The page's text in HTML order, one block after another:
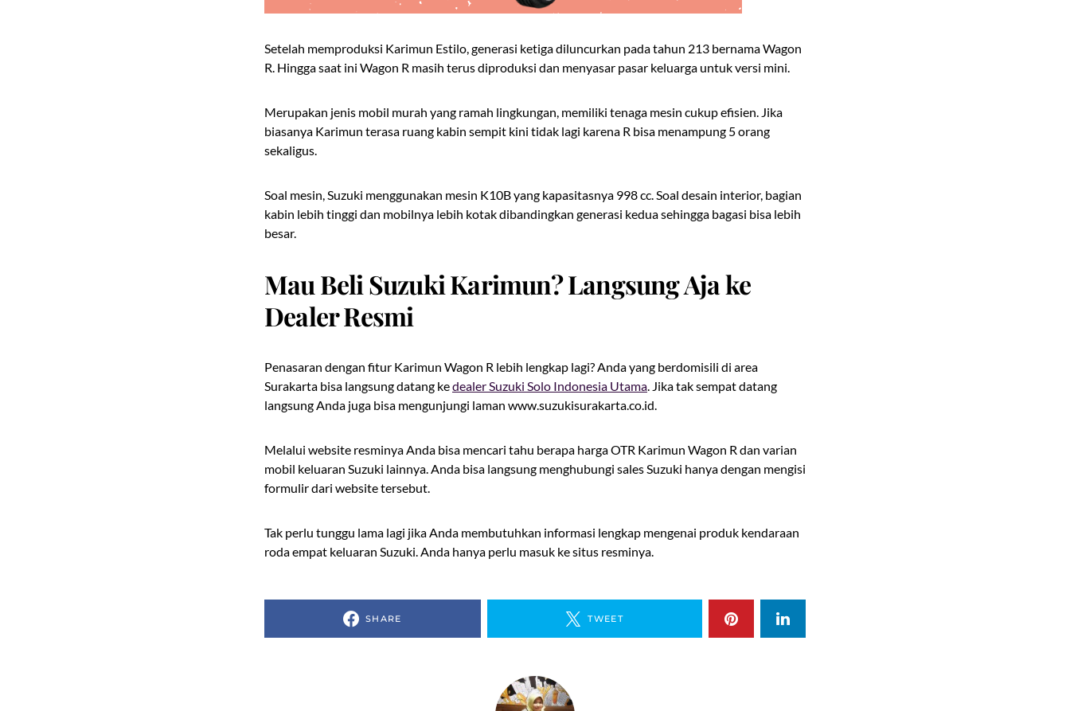
Setelah memproduksi Karimun Estilo, generasi ketiga diluncurkan pada tahun 213 bernama Wagon
R. Hingga saat ini Wagon R masih terus diproduksi dan menyasar pasar keluarga untuk versi mini.
Merupakan jenis mobil murah yang ramah lingkungan, memiliki tenaga mesin cukup efisien. Jika
biasanya Karimun terasa ruang kabin sempit kini tidak lagi karena R bisa menampung 5 orang
sekaligus.
Soal mesin, Suzuki menggunakan mesin K10B yang kapasitasnya 998 cc. Soal desain interior, bagian
kabin lebih tinggi dan mobilnya lebih kotak dibandingkan generasi kedua sehingga bagasi bisa lebih
besar.
Mau Beli Suzuki Karimun? Langsung Aja ke
Dealer Resmi
Penasaran dengan fitur Karimun Wagon R lebih lengkap lagi? Anda yang berdomisili di area
Surakarta bisa langsung datang kedealer Suzuki Solo Indonesia Utama. Jika tak sempat datang
langsung Anda juga bisa mengunjungi laman www.suzukisurakarta.co.id.
Melalui website resminya Anda bisa mencari tahu berapa harga OTR Karimun Wagon R dan varian
mobil keluaran Suzuki lainnya. Anda bisa langsung menghubungi sales Suzuki hanya dengan mengisi
formulir dari website tersebut.
Tak perlu tunggu lama lagi jika Anda membutuhkan informasi lengkap mengenai produk kendaraan
roda empat keluaran Suzuki. Anda hanya perlu masuk ke situs resminya.
SHARE TWEET